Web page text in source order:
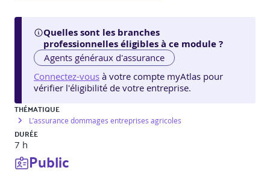
Quelles sont les branches
professionnelles éligibles à ce module ?
Agents généraux d'assurance
Connectez-vous à votre compte myAtlas pour
vérifier l'éligibilité de votre entreprise.
THÉMATIQUE
L’assurance dommages entreprises agricoles
DURÉE
7 h
Public